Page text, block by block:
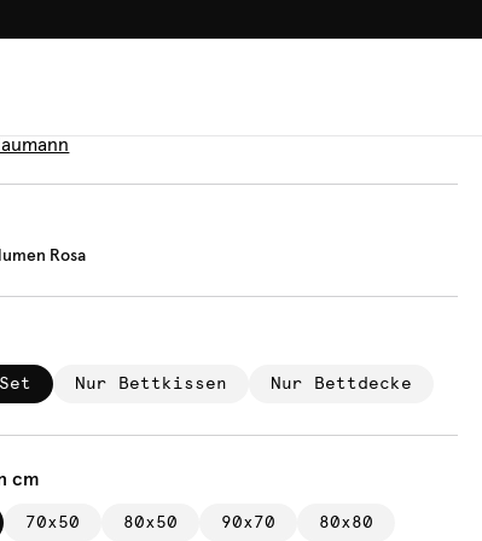
Rosa
Nur Bettkissen Nur Bettdecke
cm
70x50 80x50 90x70 80x80